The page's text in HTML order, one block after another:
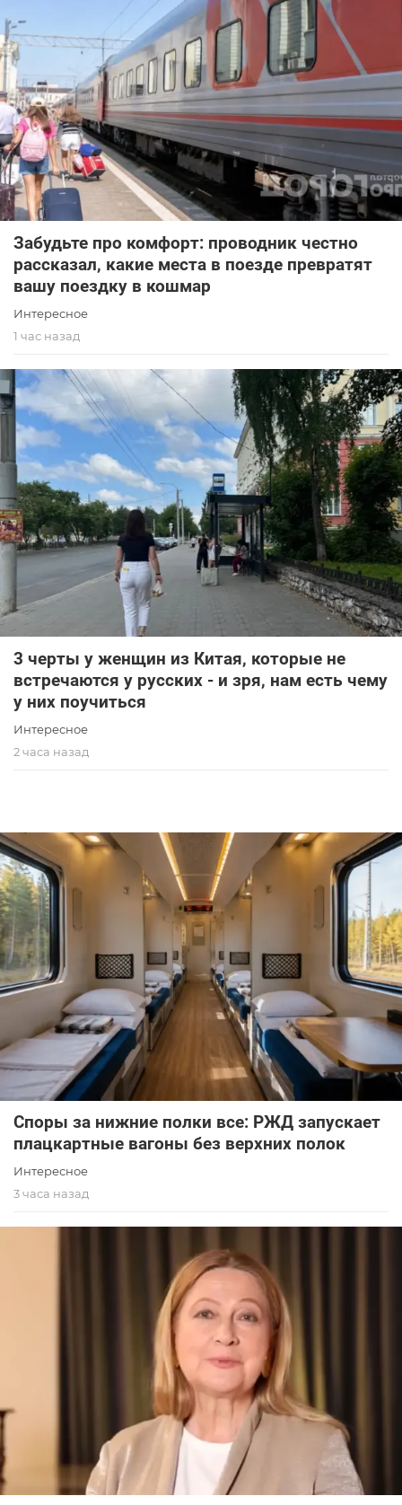
Забудьте про комфорт: проводник честно
рассказал, какие места в поезде превратят
вашу поездку в кошмар
Интересное
1 час назад
3 черты у женщин из Китая, которые не
встречаются у русских - и зря, нам есть чему
у них поучиться
Интересное
2 часа назад
Споры за нижние полки все: РЖД запускает
плацкартные вагоны без верхних полок
Интересное
3 часа назад